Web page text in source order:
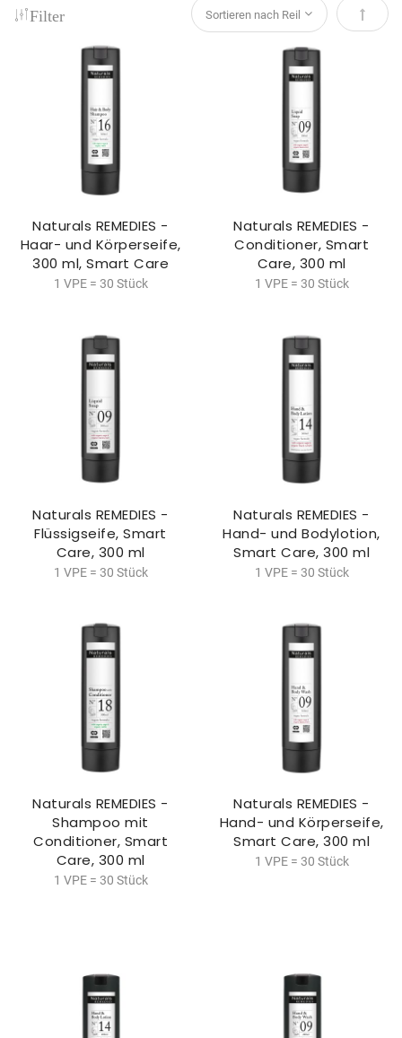
Filter
Naturals REMEDIES -
Haar- und Körperseife,
300 ml, Smart Care
1 VPE = 30 Stück
Naturals REMEDIES -
Conditioner, Smart
Care, 300 ml
1 VPE = 30 Stück
Naturals REMEDIES -
Flüssigseife, Smart
Care, 300 ml
1 VPE = 30 Stück
Naturals REMEDIES -
Hand- und Bodylotion,
Smart Care, 300 ml
1 VPE = 30 Stück
Naturals REMEDIES -
Shampoo mit
Conditioner, Smart
Care, 300 ml
1 VPE = 30 Stück
Naturals REMEDIES -
Hand- und Körperseife,
Smart Care, 300 ml
1 VPE = 30 Stück